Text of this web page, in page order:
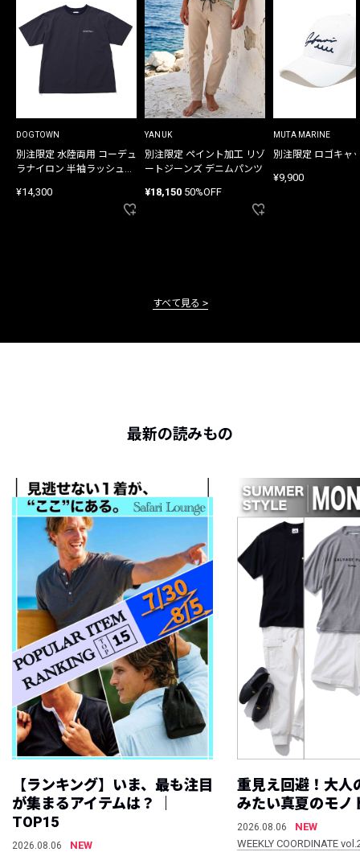
DOGTOWN
別注限定 水陸両用 コーデュ
ラナイロン 半袖ラッシュガ
¥14,300
YANUK
別注限定 ペイント加工 リゾ
ートジーンズ デニムパンツ
¥18,150 50%OFF
MUTA MARINE
別注限定 ロゴキャ
¥9,900
すべて見る
最新の読みもの
【ランキング】いま、最も注目
が集まるアイテムは？ ｜
TOP15
2026.08.06
NEW
重見え回避！大人
みたい真夏のモノ
2026.08.06
NEW
WEEKLY COORDINATE